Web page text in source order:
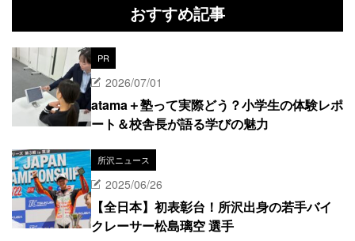
おすすめ記事
PR
2026/07/01
atama＋塾って実際どう？小学生の体験レポ
ート＆校舎長が語る学びの魅力
所沢ニュース
2025/06/26
【全日本】初表彰台！所沢出身の若手バイ
クレーサー松島璃空 選手